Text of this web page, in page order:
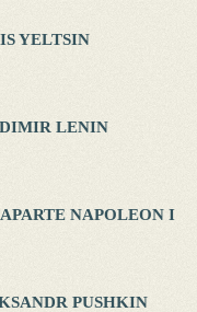
YELTSIN
LENIN
NAPOLEON I
PUSHKIN